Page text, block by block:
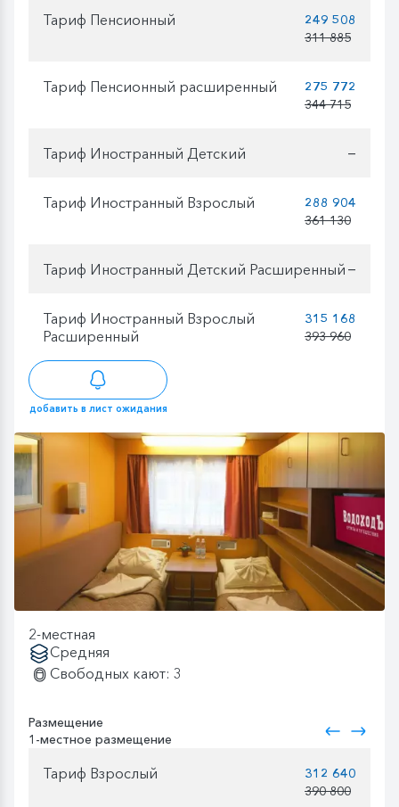
Тариф Пенсионный
249 508
311 885
Тариф Пенсионный расширенный
275 772
344 715
Тариф Иностранный Детский —
Тариф Иностранный Взрослый
288 904
361 130
Тариф Иностранный Детский Расширенный —
Тариф Иностранный Взрослый
Расширенный
315 168
393 960
добавить в лист ожидания
2-местная
Средняя
Свободных кают: 3
Размещение
1-местное размещение
Тариф Взрослый
312 640
390 800